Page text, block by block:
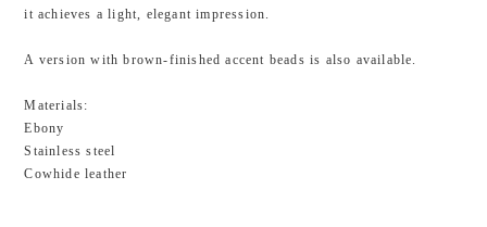
it achieves a light, elegant impression.
A version with brown-finished accent beads is also available.
Materials:
Ebony
Stainless steel
Cowhide leather